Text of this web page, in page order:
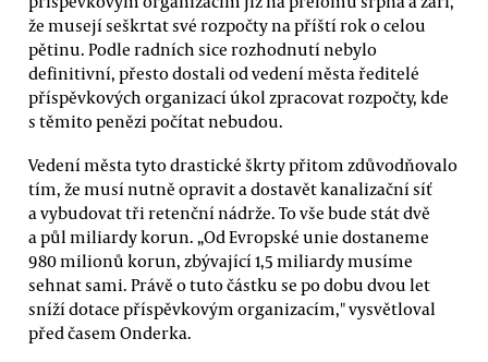
že musejí seškrtat své rozpočty na příští rok o celou
pětinu. Podle radních sice rozhodnutí nebylo
definitivní, přesto dostali od vedení města ředitelé
příspěvkových organizací úkol zpracovat rozpočty, kde
s těmito penězi počítat nebudou.
Vedení města tyto drastické škrty přitom zdůvodňovalo
tím, že musí nutně opravit a dostavět kanalizační síť
a vybudovat tři retenční nádrže. To vše bude stát dvě
a půl miliardy korun. „Od Evropské unie dostaneme
980 milionů korun, zbývající 1,5 miliardy musíme
sehnat sami. Právě o tuto částku se po dobu dvou let
sníží dotace příspěvkovým organizacím," vysvětloval
před časem Onderka.